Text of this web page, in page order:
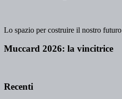
Lo spazio per costruire il nostro futuro
Muccard 2026: la vincitrice
Recenti